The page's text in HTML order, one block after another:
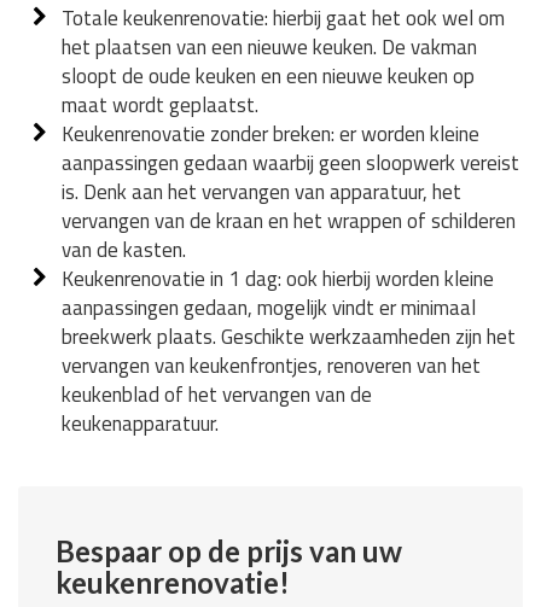
Totale keukenrenovatie: hierbij gaat het ook wel om
het plaatsen van een nieuwe keuken. De vakman
sloopt de oude keuken en een nieuwe keuken op
maat wordt geplaatst.
Keukenrenovatie zonder breken: er worden kleine
aanpassingen gedaan waarbij geen sloopwerk vereist
is. Denk aan het vervangen van apparatuur, het
vervangen van de kraan en het wrappen of schilderen
van de kasten.
Keukenrenovatie in 1 dag: ook hierbij worden kleine
aanpassingen gedaan, mogelijk vindt er minimaal
breekwerk plaats. Geschikte werkzaamheden zijn het
vervangen van keukenfrontjes, renoveren van het
keukenblad of het vervangen van de
keukenapparatuur.
Bespaar op de prijs van uw
keukenrenovatie!